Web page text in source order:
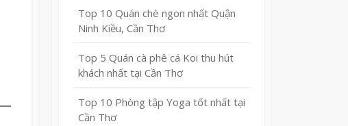
Top 10 Quán chè ngon nhất Quận
Ninh Kiều, Cần Thơ
Top 5 Quán cà phê cá Koi thu hút
khách nhất tại Cần Thơ
Top 10 Phòng tập Yoga tốt nhất tại
Cần Thơ